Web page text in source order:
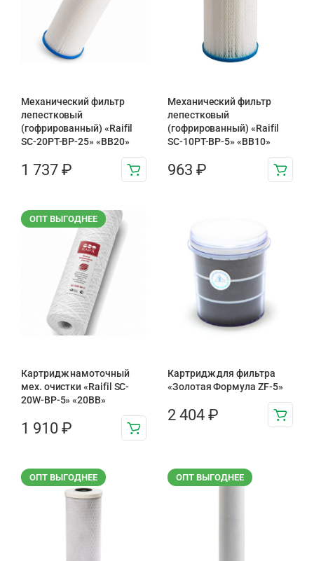
Механический фильтр
лепестковый
(гофрированный) «Raifil
SC-20PT-ВР-25» «BB20»
1 737 ₽
Механический фильтр
лепестковый
(гофрированный) «Raifil
SC-10PT-ВР-5» «BB10»
963 ₽
ОПТ ВЫГОДНЕЕ
Картридж намоточный
мех. очистки «Raifil SC-
20W-BP-5» «20BB»
1 910 ₽
Картридж для фильтра
«Золотая Формула ZF-5»
2 404 ₽
ОПТ ВЫГОДНЕЕ ОПТ ВЫГОДНЕЕ